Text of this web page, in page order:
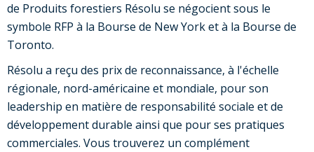
de Produits forestiers Résolu se négocient sous le
symbole RFP à la Bourse de New Yorket à la Bourse de
Toronto.
Résolu a reçu des prix de reconnaissance, à l'échelle
régionale, nord-américaine et mondiale, pour son
leadership en matière de responsabilité sociale et de
développement durable ainsi que pour ses pratiques
commerciales. Vous trouverez un complément